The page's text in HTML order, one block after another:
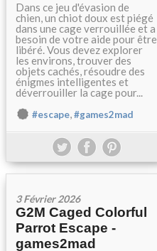
Dans ce jeu d'évasion de
chien, un chiot doux est piégé
dans une cage verrouillée et a
besoin de votre aide pour être
libéré. Vous devez explorer
les environs, trouver des
objets cachés, résoudre des
énigmes intelligentes et
déverrouiller la cage pour...
#escape,#games2mad
3 Février 2026
G2M Caged Colorful
Parrot Escape -
games2mad